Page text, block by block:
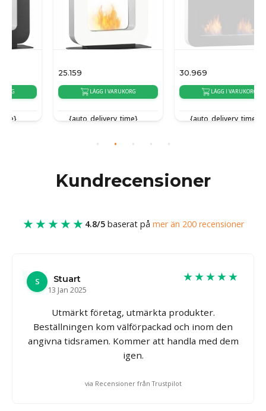
LÄGG I VARUKORG
{auto_delivery_time}
LÄGG I VARUKORG
{auto_delivery_time}
Kundrecensioner
★★★★★ 4.8/5baserat på mer än 200 recensioner
S
Stuart
13 Jan 2025
★★★★★
Utmärkt företag, utmärkta produkter.
Beställningen kom välförpackad och inom den
angivna tidsramen. Kommer att handla med dem
igen.
via Recensioner från Trustpilot